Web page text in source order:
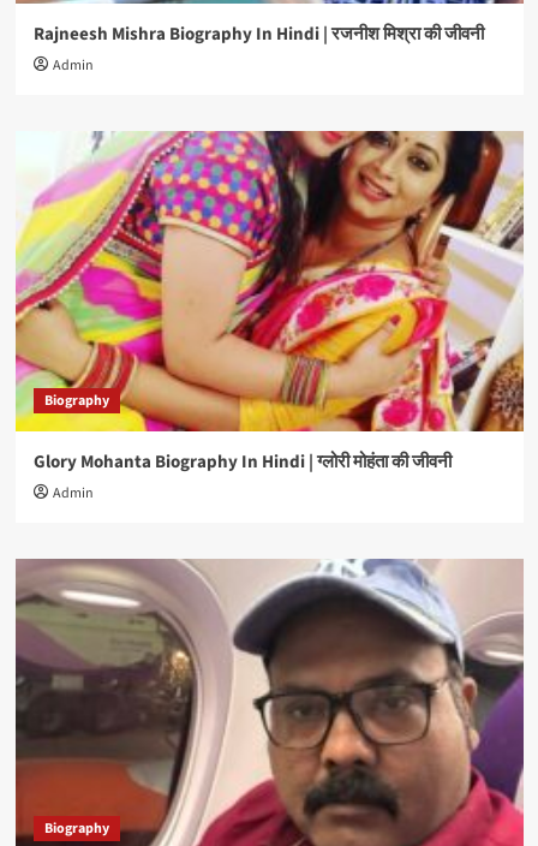
Rajneesh Mishra Biography In Hindi | रजनीश मिश्रा की जीवनी
Admin
Biography
Glory Mohanta Biography In Hindi | ग्लोरी मोहंता की जीवनी
Admin
Biography